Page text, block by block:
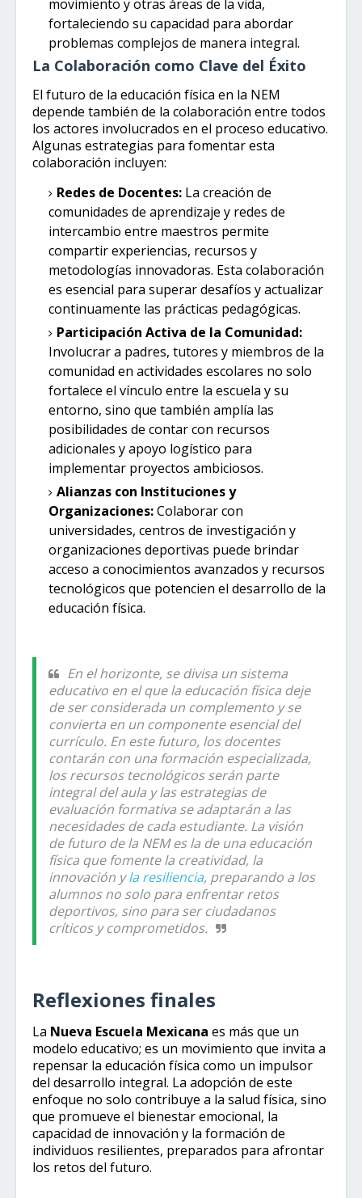
movimiento y otras áreas de la vida,
fortaleciendo su capacidad para abordar
problemas complejos de manera integral.
La Colaboración como Clave del Éxito
El futuro de la educación física en la NEM
depende también de la colaboración entre todos
los actores involucrados en el proceso educativo.
Algunas estrategias para fomentar esta
colaboración incluyen:
Redes de Docentes: La creación de
comunidades de aprendizaje y redes de
intercambio entre maestros permite
compartir experiencias, recursos y
metodologías innovadoras. Esta colaboración
es esencial para superar desafíos y actualizar
continuamente las prácticas pedagógicas.
Participación Activa de la Comunidad:
Involucrar a padres, tutores y miembros de la
comunidad en actividades escolares no solo
fortalece el vínculo entre la escuela y su
entorno, sino que también amplía las
posibilidades de contar con recursos
adicionales y apoyo logístico para
implementar proyectos ambiciosos.
Alianzas con Instituciones y
Organizaciones:Colaborar con
universidades, centros de investigación y
organizaciones deportivas puede brindar
acceso a conocimientos avanzados y recursos
tecnológicos que potencien el desarrollo de la
educación física.
En el horizonte, se divisa un sistema
educativo en el que la educación física deje
de ser considerada un complemento y se
convierta en un componente esencial del
currículo. En este futuro, los docentes
contarán con una formación especializada,
los recursos tecnológicos serán parte
integral del aula y las estrategias de
evaluación formativa se adaptarán a las
necesidades de cada estudiante. La visión
de futuro de la NEM es la de una educación
física que fomente la creatividad, la
innovación yla resiliencia, preparando a los
alumnos no solo para enfrentar retos
deportivos, sino para ser ciudadanos
críticos y comprometidos.
Reflexiones finales
La Nueva Escuela Mexicana es más que un
modelo educativo; es un movimiento que invita a
repensar la educación física como un impulsor
del desarrollo integral. La adopción de este
enfoque no solo contribuye a la salud física, sino
que promueve el bienestar emocional, la
capacidad de innovación y la formación de
individuos resilientes, preparados para afrontar
los retos del futuro.